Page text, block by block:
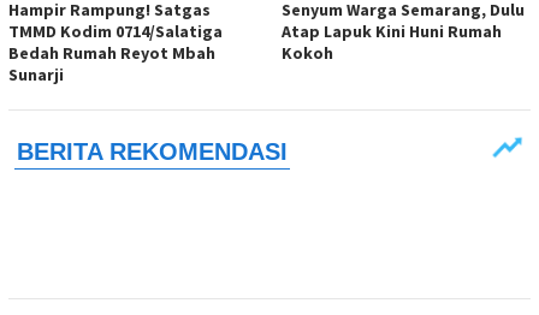
Hampir Rampung! Satgas
TMMD Kodim 0714/Salatiga
Bedah Rumah Reyot Mbah
Sunarji
Senyum Warga Semarang, Dulu
Atap Lapuk Kini Huni Rumah
Kokoh